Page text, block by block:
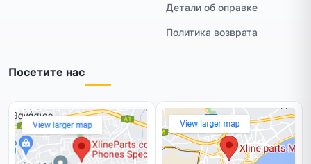
Детали об оправке
Политика возврата
Посетите нас